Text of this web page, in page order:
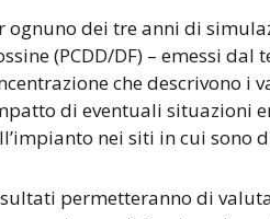
ognuno dei tre anni di
(PCDD/DF) – emessi
che descrivono
di eventuali situazioni
nei siti in cui sono
permetteranno di